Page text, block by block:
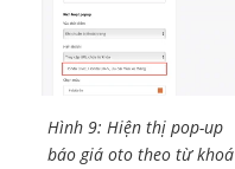
Hình 9: Hiện thị pop-up
báo giá oto theo từ khoá